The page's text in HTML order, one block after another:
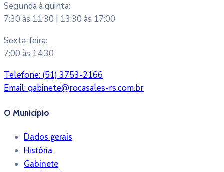
Segunda à quinta:
7:30 às 11:30 | 13:30 às 17:00
Sexta-feira:
7:00 às 14:30
Telefone: (51) 3753-2166
Email:gabinete@rocasales-rs.com.br
O Município
Dados gerais
História
Gabinete